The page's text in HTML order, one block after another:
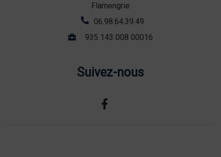
Flamengrie
06.98.64.39.49
935 143 008 00016
Suivez-nous